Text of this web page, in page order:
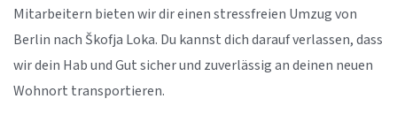
Mitarbeitern bieten wir dir einen stressfreien Umzug von
Berlin nach Škofja Loka. Du kannst dich darauf verlassen, dass
wir dein Hab und Gut sicher und zuverlässig an deinen neuen
Wohnort transportieren.